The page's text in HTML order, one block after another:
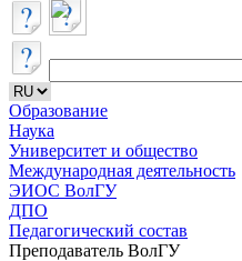
Образование
Наука
Университет и общество
Международная деятельность
ЭИОС ВолГУ
ДПО
Педагогический состав
Преподаватель ВолГУ